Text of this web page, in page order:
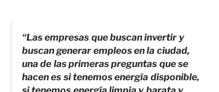
“Las empresas que buscan invertir y
buscan generar empleos en la ciudad,
una de las primeras preguntas que se
hacen es si tenemos energía disponible,